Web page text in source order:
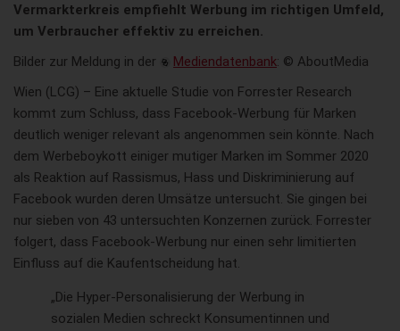
Vermarkterkreis empfiehlt Werbung im richtigen Umfeld,
um Verbraucher effektiv zu erreichen.
Bilder zur Meldung in der
Mediendatenbank: © AboutMedia
Wien (LCG) – Eine aktuelle Studie von Forrester Research
kommt zum Schluss, dass Facebook-Werbung für Marken
deutlich weniger relevant als angenommen sein könnte. Nach
dem Werbeboykott einiger mutiger Marken im Sommer 2020
als Reaktion auf Rassismus, Hass und Diskriminierung auf
Facebook wurden deren Umsätze untersucht. Sie gingen bei
nur sieben von 43 untersuchten Konzernen zurück. Forrester
folgert, dass Facebook-Werbung nur einen sehr limitierten
Einfluss auf die Kaufentscheidung hat.
„Die Hyper-Personalisierung der Werbung in
sozialen Medien schreckt Konsumentinnen und